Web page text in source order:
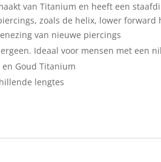
van Titanium en heeft een
zoals de helix, lower forward
van nieuwe piercings
Ideaal voor mensen met een
Goud Titanium
lengtes